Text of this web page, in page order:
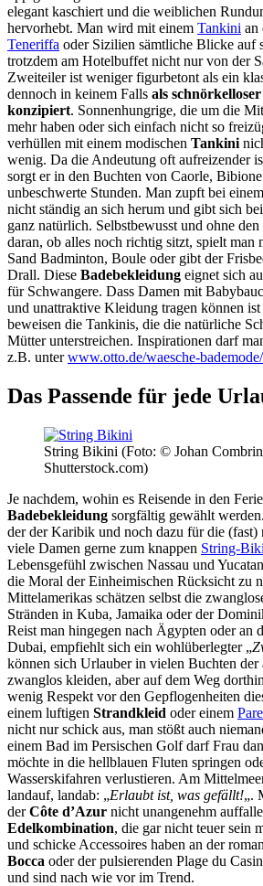
elegant kaschiert und die weiblichen
hervorhebt. Man wird mit einem Tankini an
Teneriffa oder Sizilien sämtliche Blicke auf
trotzdem am Hotelbuffet nicht nur von der
Zweiteiler ist weniger figurbetont als ein
dennoch in keinem Falls als
konzipiert. Sonnenhungrige, die um die
mehr haben oder sich einfach nicht so
verhüllen mit einem modischen Tankini
wenig. Da die Andeutung oft aufreizender
sorgt er in den Buchten von Caorle,
unbeschwerte Stunden. Man zupft bei
nicht ständig an sich herum und gibt sich
ganz natürlich. Selbstbewusst und ohne
daran, ob alles noch richtig sitzt, spielt man
Sand Badminton, Boule oder gibt der
Drall. Diese Badebekleidung eignet sich
für Schwangere. Dass Damen mit
und unattraktive Kleidung tragen können
beweisen die Tankinis, die die natürliche
Mütter unterstreichen. Inspirationen darf
z.B. unterwww.otto.de/waesche-bademode/
Das Passende für jede
String Bikini (Foto: © Johan
Shutterstock.com)
Je nachdem, wohin es Reisende in den
Badebekleidung sorgfältig gewählt
der der Karibik und noch dazu für die (fast)
viele Damen gerne zum knappen String-
Lebensgefühl zwischen Nassau und
die Moral der Einheimischen Rücksicht zu
Mittelamerikas schätzen selbst die
Stränden in Kuba, Jamaika oder der
Reist man hingegen nach Ägypten oder an
Dubai, empfiehlt sich ein wohlüberlegter „
können sich Urlauber in vielen Buchten der
zwanglos kleiden, aber auf dem Weg
wenig Respekt vor den Gepflogenheiten
einem luftigen Strandkleid oder einem
nicht nur schick aus, man stößt auch
einem Bad im Persischen Golf darf Frau
möchte in die hellblauen Fluten springen
Wasserskifahren verlustieren. Am
landauf, landab: „Erlaubt ist, was gefällt!„.
derCôte d’Azur nicht unangenehm
Edelkombination, die gar nicht teuer sein
und schicke Accessoires haben an der
Bocca oder der pulsierenden Plage du
und sind nach wie vor im Trend.